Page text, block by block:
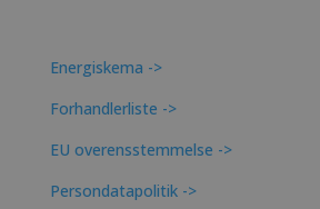
Energiskema ->
Forhandlerliste ->
EU overensstemmelse ->
Persondatapolitik ->